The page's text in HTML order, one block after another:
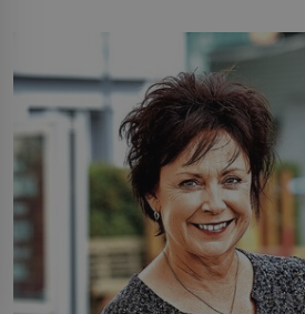
Jsme spolu moc rádi Tehdy byla